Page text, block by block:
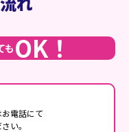
もOK！
電話にて
い。